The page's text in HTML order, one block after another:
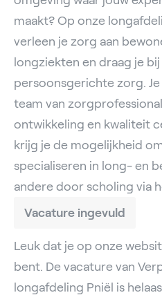
maakt? Op onze
verleen je zorg aan
longziekten en draag je
persoonsgerichte zorg.
team van
ontwikkeling en kwaliteit
krijg je de mogelijkheid
specialiseren in long- en
andere door scholing via
Vacature ingevuld
Leuk dat je op onze
bent. De vacature van
longafdeling Pniël is